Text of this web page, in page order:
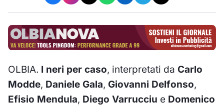
OLBIA. I neri per caso, interpretati da Carlo
Modde, Daniele Gala, Giovanni Delfonso,
Efisio Mendula, Diego Varrucciu e Domenico